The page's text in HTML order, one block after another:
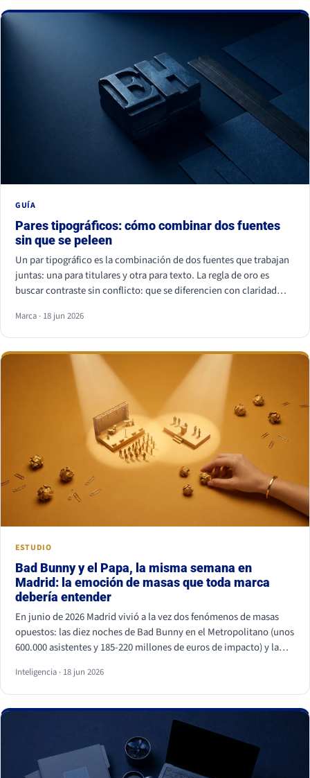
La buena noticia: todos se corrigen con criterio, no con
presupuesto.
GUÍA
Pares tipográficos: cómo combinar dos fuentes
sin que se peleen
Un par tipográfico es la combinación de dos fuentes que trabajan
juntas: una para titulares y otra para texto. La regla de oro es
buscar contraste sin conflicto: que se diferencien con claridad
combinación más segura es serif para titular y sans serif para
texto, o al revés. Lo que nunca funciona es juntar dos fuentes
parecidas pero no iguales: el ojo nota el choque aunque no sepa
Marca · 18 jun 2026
ESTUDIO
Bad Bunny y el Papa, la misma semana en
Madrid: la emoción de masas que toda marca
debería entender
En junio de 2026 Madrid vivió a la vez dos fenómenos de masas
opuestos: las diez noches de Bad Bunny en el Metropolitano (unos
600.000 asistentes y 185-220 millones de euros de impacto) y la
Bernabéu llenos. Superficies distintas, mismo motor: necesidades
humanas profundas (pertenencia, identidad, comunidad y
trascendencia). Para una marca, los dos enseñan lo mismo: la
emoción a escala no se fabrica, se entiende y se respeta, y entrar
en esos momentos sin criterio sale caro.
Inteligencia · 18 jun 2026